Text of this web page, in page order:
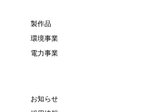
製作品
環境事業
電力事業
お知らせ